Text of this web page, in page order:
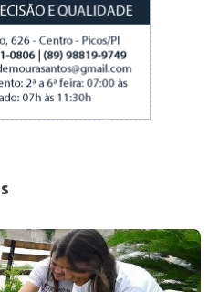
a própria CDL para
causa e recebermos
e insumos. Também
de castração
Pereira